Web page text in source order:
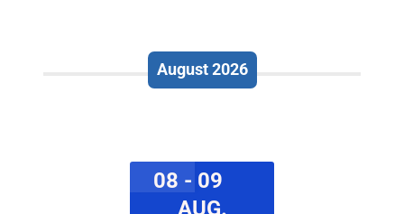
August 2026
08 - 09
AUG.